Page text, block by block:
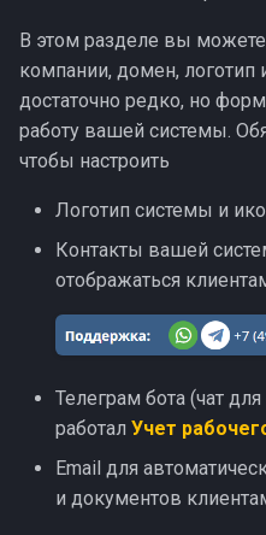
В этом разделе вы
компании, домен, логотип
достаточно редко, но
работу вашей системы.
чтобы настроить
Логотип системы и
Контакты вашей
отображаться
Телеграм бота (чат
работал Учет
Email для
и документов